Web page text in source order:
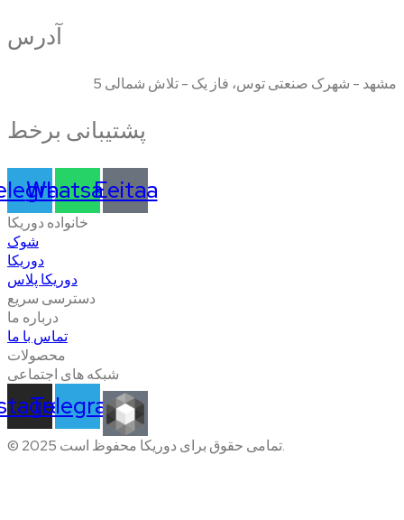
آدرس
مشهد - شهرک صنعتی توس، فاز یک - تلاش شمالی 5
پشتیبانی برخط
Whatsapp
Eeitaa
خانواده دوریکا
شوک
دوریکا
دوریکا پلاس
دسترسی سریع
درباره ما
تماس با ما
محصولات
شبکه های اجتماعی
Telegram
© 2025 تمامی حقوق برای دوریکا محفوظ است.